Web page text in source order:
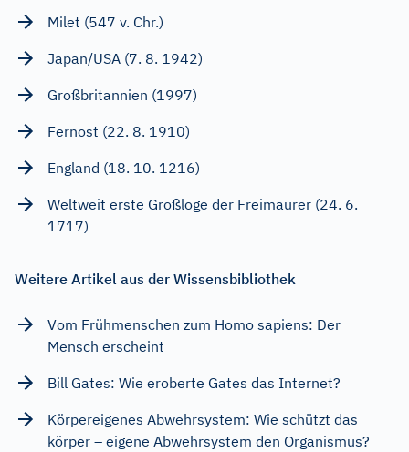
Milet (547 v. Chr.)
Japan/USA (7. 8. 1942)
Großbritannien (1997)
Fernost (22. 8. 1910)
England (18. 10. 1216)
Weltweit erste Großloge der Freimaurer (24. 6.
1717)
Weitere Artikel aus der Wissensbibliothek
Vom Frühmenschen zum Homo sapiens: Der
Mensch erscheint
Bill Gates: Wie eroberte Gates das Internet?
Körpereigenes Abwehrsystem: Wie schützt das
körper – eigene Abwehrsystem den Organismus?